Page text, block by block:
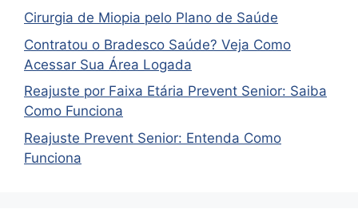
Cirurgia de Miopia pelo Plano de Saúde
Contratou o Bradesco Saúde? Veja Como
Acessar Sua Área Logada
Reajuste por Faixa Etária Prevent Senior: Saiba
Como Funciona
Reajuste Prevent Senior: Entenda Como
Funciona